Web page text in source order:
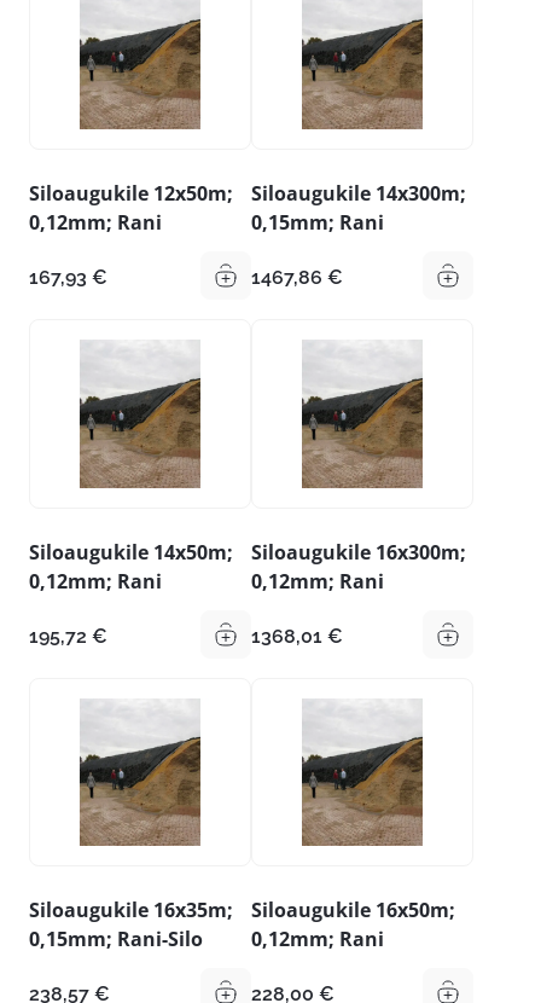
Siloaugukile 12x50m;
0,12mm; Rani
167,93 €
Siloaugukile 14x300m;
0,15mm; Rani
1467,86 €
Siloaugukile 14x50m;
0,12mm; Rani
195,72 €
Siloaugukile 16x300m;
0,12mm; Rani
1368,01 €
Siloaugukile 16x35m;
0,15mm; Rani-Silo
238,57 €
Siloaugukile 16x50m;
0,12mm; Rani
228,00 €